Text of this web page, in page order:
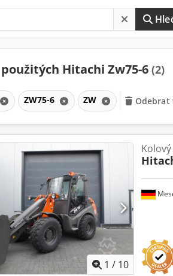
Hitachi Zw75-6 (2)
ZW75-6 ZW
1 / 10